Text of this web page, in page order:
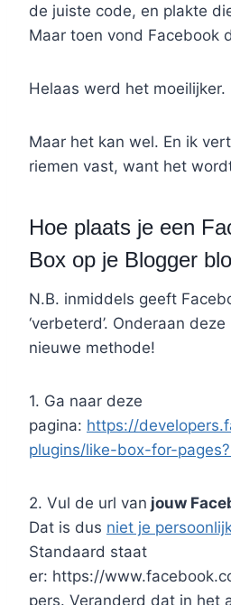
de juiste code, en plakte
Maar toen vond Facebook
Helaas werd het moeilijker.
Maar het kan wel. En ik
riemen vast, want het
Hoe plaats je een
Box op je Blogger
N.B. inmiddels geeft
‘verbeterd’. Onderaan
nieuwe methode!
1. Ga naar deze
pagina: https://
plugins/like-box-for-
2. Vul de url van jouw
Dat is dus niet je
Standaard staat
er: https://
pers. Veranderd dat in het